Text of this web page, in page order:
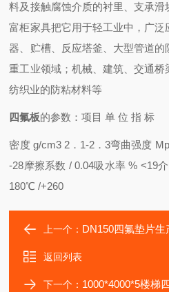
料及接触腐蚀介质的衬里、支承滑
富柜家具把它用于轻工业中，广
器、贮槽、反应塔釜、大型管道
重工业领域；机械、建筑、交通桥
纺织业的防粘材料等
四氟板的参数：项目 单 位 指 标
密度 g/cm3 2．1-2．3弯曲强度
-28摩擦系数 / 0.04吸水率 % <19
180℃ /+260
上一个： DN150四氟垫片生产
返回列表
下一个： 1000*4000*5楼梯四氟板